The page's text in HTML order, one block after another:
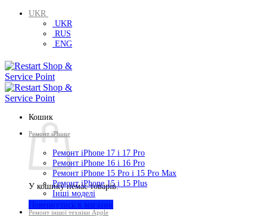
UKR
UKR
RUS
ENG
Кошик
У кошику немає товарів.
Повернутись в магазин
Ремонт iPhone
Ремонт iPhone 17 і 17 Pro
Ремонт iPhone 16 і 16 Pro
Ремонт iPhone 15 Pro і 15 Pro Max
Ремонт iPhone 15 і 15 Plus
Інші моделі
Ремонт іншої техніки Apple